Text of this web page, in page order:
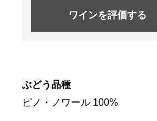
ワインを評価する
ぶどう品種
ピノ・ノワール 100%